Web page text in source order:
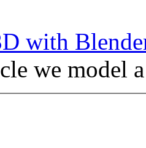
with
we model